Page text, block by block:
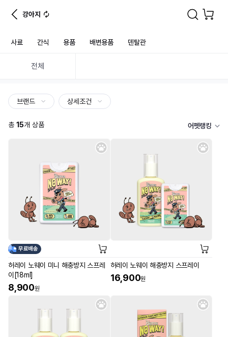
강아지
사료 간식 용품 배변용품 덴탈관
전체
브랜드 상세조건
총 15개 상품 어펫랭킹
무료배송
허레이 노웨이 미니 해충방지 스프레
이[18ml]
8,900원
허레이 노웨이 해충방지 스프레이
16,900원